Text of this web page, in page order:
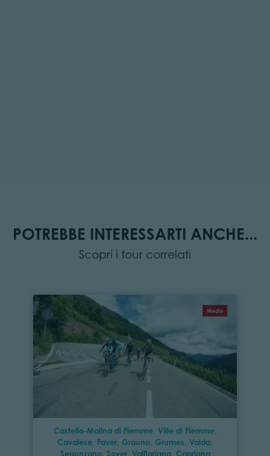
POTREBBE INTERESSARTI ANCHE...
Scopri i tour correlati
Medio
Castello-Molina di Fiemme, Ville di Fiemme,
Cavalese, Faver, Grauno, Grumes, Valda,
Segonzano, Sover, Valfloriana, Capriana